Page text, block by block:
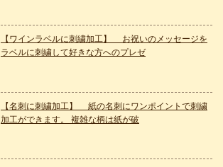
【ワインラベルに刺繍加工】 お祝いのメッセージを
ラベルに刺繍して好きな方へのプレゼ
【名刺に刺繍加工】 紙の名刺にワンポイントで刺繍
加工ができます。 複雑な柄は紙が破